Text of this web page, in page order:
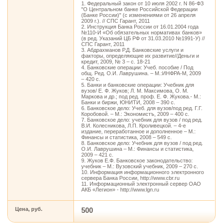
1. Федеральный закон от 10 июля 2002 г. N 86-ФЗ
"О Центральном банке Российской Федерации
(Банке России)" (с изменениями от 26 апреля
2009 г.). // СПС Гарант, 2011
2. Инструкция Банка России от 16.01.2004 года
№110-И «Об обязательных нормативах банков»
(в ред. Указаний ЦБ РФ от 31.03.2010 №1991-У) //
СПС Гарант, 2011
3. Абдрахманов Р.Д. Банковские услуги и
факторы, определяющие их развитие//Деньги и
кредит, 2009, № 3 – с. 18-21
4. Банковские операции: Учеб. пособие / Под
общ. Ред. О.И. Лаврушина. – М.:ИНФРА-М, 2009
– 420 с.
5. Банки и банковские операции: Учебник для
вузов/ Е. Ф. Жуков; Л. М. Максимова, О. М.
Маркова и др.; под ред. проф. Е. Ф. Жукова.- М.:
Банки и биржи, ЮНИТИ, 2008 – 390 с.
6. Банковское дело: Учеб. для вузов/под ред. Г.Г.
Коробовой. – М.: Экономистъ, 2009 – 400 с.
7. Банковское дело: учебник для вузов / под ред.
В.И. Колесникова, Л.П. Кроливецкой. – 4-е
издание, переработанное и дополненное – М.:
Финансы и статистика, 2008 – 549 с.
8. Банковское дело: Учебник для вузов / под ред.
О.И. Лаврушина – М.: Финансы и статистика,
2009 – 421 с.
9. Жуков Е.Ф. Банковское законодательство:
учебник – М.: Вузовский учебник, 2009 – 270 с.
10. Информация информационного электронного
сервера Банка России, http://www.cbr.ru
11. Информационный электронный сервер ОАО
АКБ «Легион» - http://www.lgn.ru
Цена, руб. 500